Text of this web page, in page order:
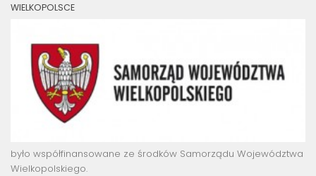
WIELKOPOLSCE
było współfinansowane ze środków Samorządu Województwa
Wielkopolskiego.